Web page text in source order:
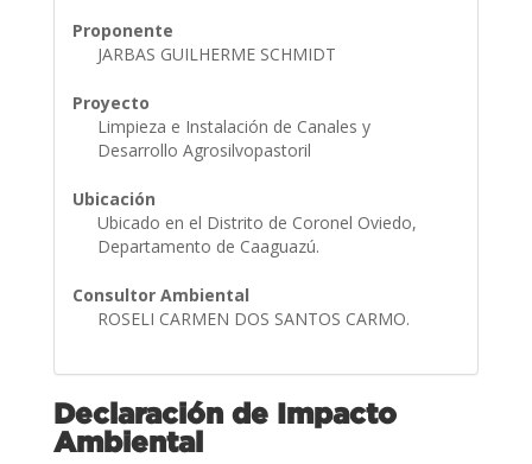
Proponente
JARBAS GUILHERME SCHMIDT
Proyecto
Limpieza e Instalación de Canales y
Desarrollo Agrosilvopastoril
Ubicación
Ubicado en el Distrito de Coronel Oviedo,
Departamento de Caaguazú.
Consultor Ambiental
ROSELI CARMEN DOS SANTOS CARMO.
Declaración de Impacto
Ambiental